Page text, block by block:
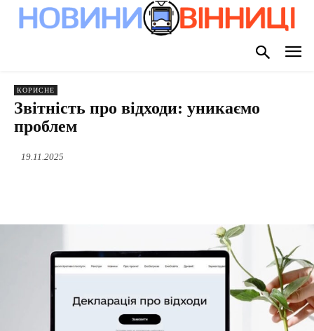
КОРИСНЕ
Звітність про відходи: уникаємо
проблем
19.11.2025